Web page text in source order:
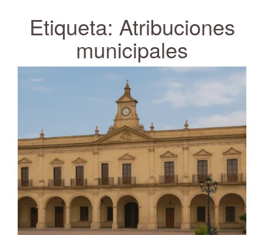
Etiqueta: Atribuciones
municipales